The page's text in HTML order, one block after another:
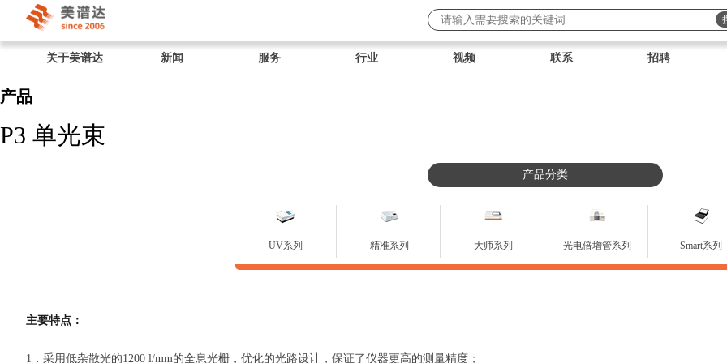
关于美谱达 新闻 服务 行业 视频 联系 招聘
产品
P3 单光束
产品分类
UV系列 精准系列 大师系列 光电倍增管系列 Smart系列
主要特点：
1．采用低杂散光的1200 l/mm的全息光栅，优化的光路设计，保证了仪器更高的测量精度；